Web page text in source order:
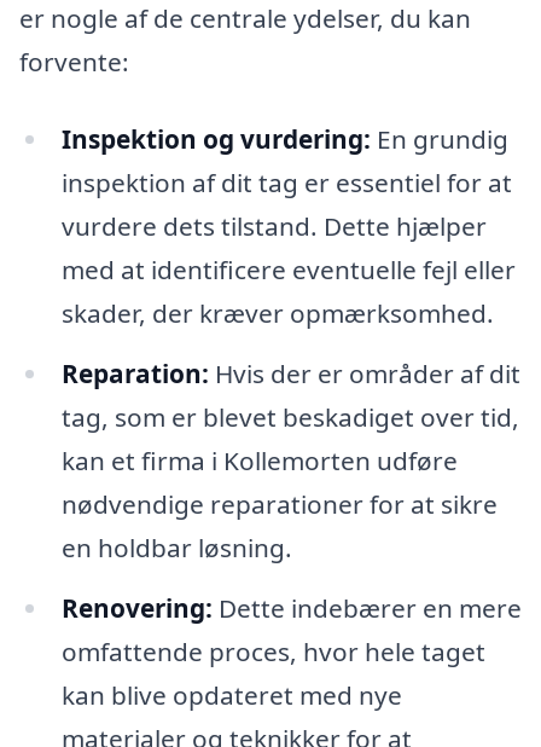
er nogle af de centrale ydelser, du kan
forvente:
Inspektion og vurdering: En grundig
inspektion af dit tag er essentiel for at
vurdere dets tilstand. Dette hjælper
med at identificere eventuelle fejl eller
skader, der kræver opmærksomhed.
Reparation: Hvis der er områder af dit
tag, som er blevet beskadiget over tid,
kan et firma i Kollemorten udføre
nødvendige reparationer for at sikre
en holdbar løsning.
Renovering: Dette indebærer en mere
omfattende proces, hvor hele taget
kan blive opdateret med nye
materialer og teknikker for at